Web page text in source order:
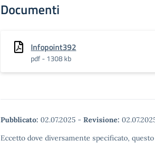
Documenti
Infopoint392
pdf - 1308 kb
Pubblicato: 02.07.2025 - Revisione:
Eccetto dove diversamente specificato,